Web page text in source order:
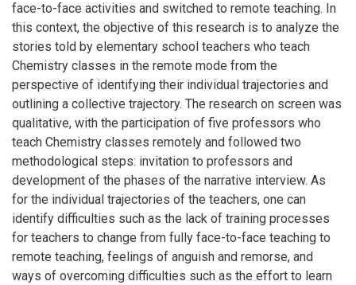
face-to-face activities and switched to remote teaching. In
this context, the objective of this research is to analyze the
stories told by elementary school teachers who teach
Chemistry classes in the remote mode from the
perspective of identifying their individual trajectories and
outlining a collective trajectory. The research on screen was
qualitative, with the participation of five professors who
teach Chemistry classes remotely and followed two
methodological steps: invitation to professors and
development of the phases of the narrative interview. As
for the individual trajectories of the teachers, one can
identify difficulties such as the lack of training processes
for teachers to change from fully face-to-face teaching to
remote teaching, feelings of anguish and remorse, and
ways of overcoming difficulties such as the effort to learn